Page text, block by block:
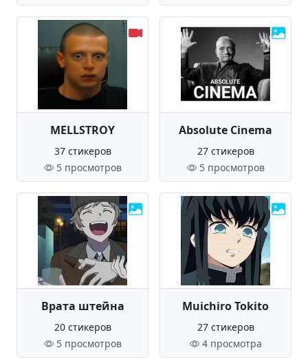
MELLSTROY
37 стикеров
5 просмотров
Absolute Cinema
27 стикеров
5 просмотров
Врата штейна
20 стикеров
5 просмотров
Muichiro Tokito
27 стикеров
4 просмотра